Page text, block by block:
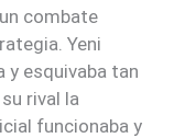
combate
Yeni
y esquivaba tan
rival la
funcionaba y